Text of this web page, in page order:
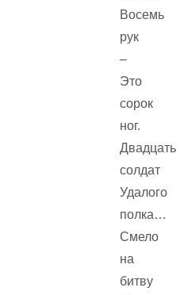
Восемь
рук
–
Это
сорок
ног.
Двадцать
солдат
Удалого
полка…
Смело
на
битву